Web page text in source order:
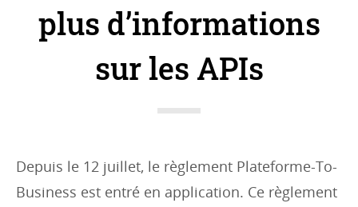
o
i
e
plus d’informations
sur les APIs
Depuis le 12 juillet, le règlement Plateforme-To-
Business est entré en application. Ce règlement